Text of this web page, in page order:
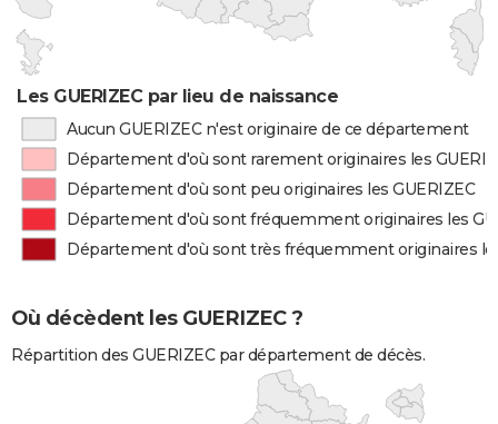
Les GUERIZEC par lieu de naissance
Aucun GUERIZEC n'est originaire de ce département
Département d'où sont rarement originaires les
Département d'où sont peu originaires les GUERIZEC
Département d'où sont fréquemment originaires les
Département d'où sont très fréquemment originaires
Où décèdent les GUERIZEC ?
Répartition des GUERIZEC par département de décès.